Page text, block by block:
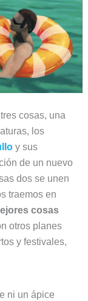
cosas, una
los
y sus
de un nuevo
dos se unen
traemos en
cosas
otros planes
y festivales,
ni un ápice